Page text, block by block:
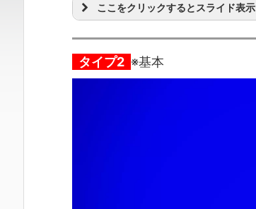
ここをクリックするとスライド表示
タイプ2 ※基本